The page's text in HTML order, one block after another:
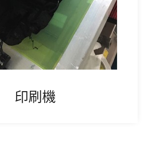
印刷機